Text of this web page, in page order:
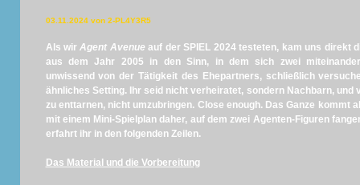
03.11.2024 von 2-PL4Y3R5
Als wirAgent Avenue auf der SPIEL 2024 testeten, kam uns direkt
aus dem Jahr 2005 in den Sinn, in dem sich zwei
unwissend von der Tätigkeit des Ehepartners, schließlich
ähnliches Setting. Ihr seid nicht verheiratet, sondern Nachbarn,
zu enttarnen, nicht umzubringen. Close enough. Das Ganze kommt
mit einem Mini-Spielplan daher, auf dem zwei Agenten-Figuren
erfahrt ihr in den folgenden Zeilen.
Das Material und die Vorbereitung